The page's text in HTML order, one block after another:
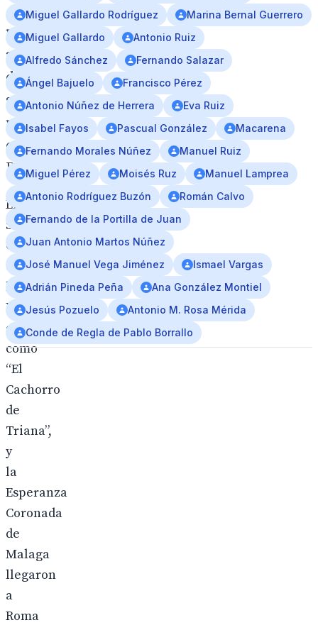
,
primer
aniversario
de
su
procesión
en
Roma
El
Santísimo
Cristo
de
la
Expiración,
conocido
como
“El
Cachorro
de
Triana”,
y
la
Esperanza
Coronada
de
Malaga
llegaron
a
Roma
Miguel Gallardo Rodríguez
Marina Bernal Guerrero
Miguel Gallardo
Antonio Ruiz
Alfredo Sánchez
Fernando Salazar
Ángel Bajuelo
Francisco Pérez
Antonio Núñez de Herrera
Eva Ruiz
Isabel Fayos
Pascual González
Macarena
Fernando Morales Núñez
Manuel Ruiz
Miguel Pérez
Moisés Ruz
Manuel Lamprea
Antonio Rodríguez Buzón
Román Calvo
Fernando de la Portilla de Juan
Juan Antonio Martos Núñez
José Manuel Vega Jiménez
Ismael Vargas
Adrián Pineda Peña
Ana González Montiel
Jesús Pozuelo
Antonio M. Rosa Mérida
Conde de Regla de Pablo Borrallo